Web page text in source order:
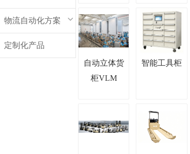
物流自动化方案
定制化产品
自动立体货
柜VLM
智能工具柜